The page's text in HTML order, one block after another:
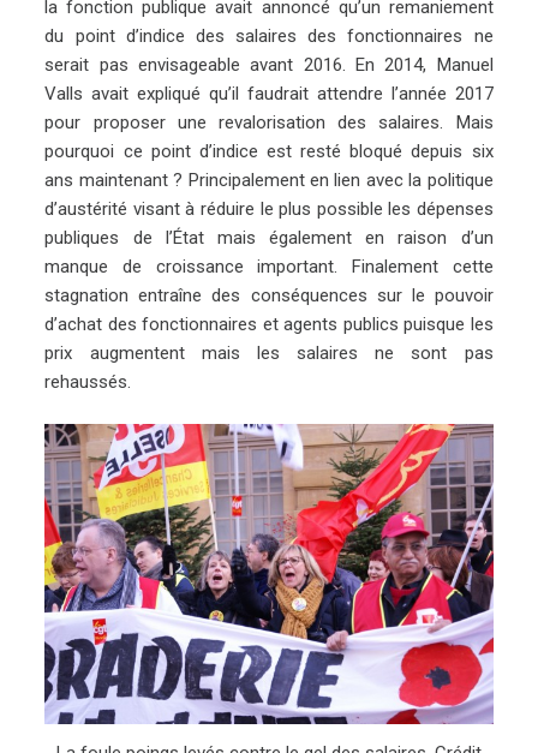
la fonction publique avait annoncé qu’un remaniement
du point d’indice des salaires des fonctionnaires ne
serait pas envisageable avant 2016. En 2014, Manuel
Valls avait expliqué qu’il faudrait attendre l’année 2017
pour proposer une revalorisation des salaires. Mais
pourquoi ce point d’indice est resté bloqué depuis six
ans maintenant ? Principalement en lien avec la politique
d’austérité visant à réduire le plus possible les dépenses
publiques de l’État mais également en raison d’un
manque de croissance important. Finalement cette
stagnation entraîne des conséquences sur le pouvoir
d’achat des fonctionnaires et agents publics puisque les
prix augmentent mais les salaires ne sont pas
rehaussés.